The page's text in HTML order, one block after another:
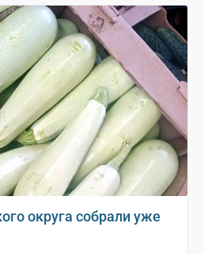
округа собрали уже